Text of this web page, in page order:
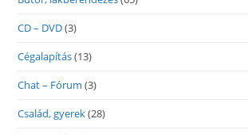
CD – DVD(3)
Cégalapítás(13)
Chat – Fórum (3)
Család, gyerek(28)